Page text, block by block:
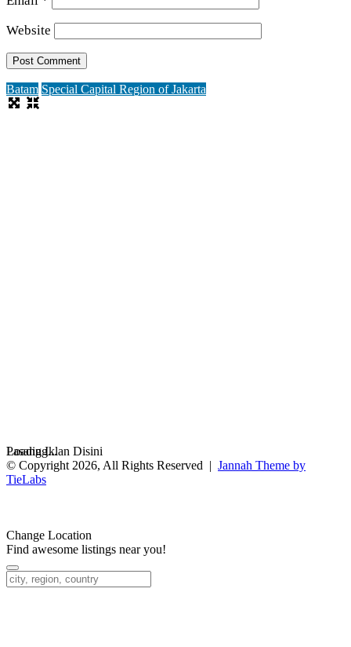
Website
Batam Special Capital Region of Jakarta
Loading...
Pasang Iklan Disini
© Copyright 2026, All Rights Reserved | Jannah Theme by
TieLabs
top
button
Change Location
Find awesome listings near you!
Change Location